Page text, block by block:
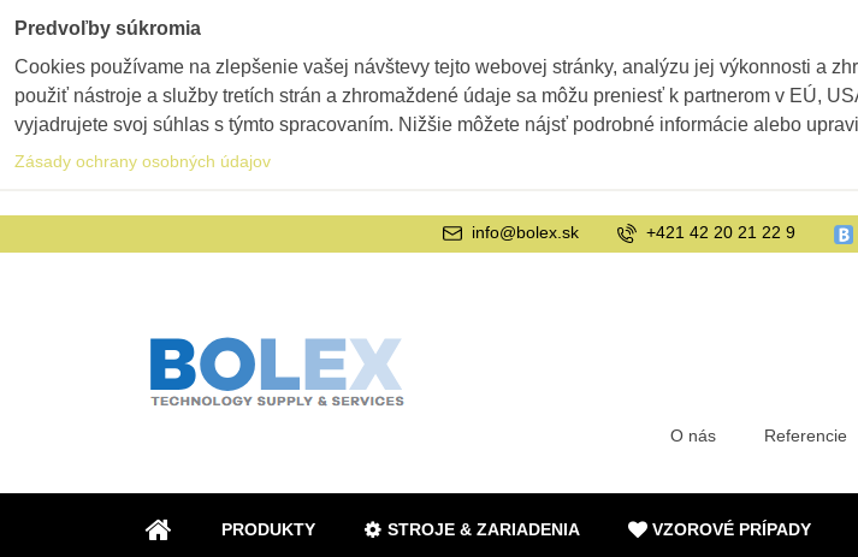
ÚVOD
PRODUKTY STROJE & ZARIADENIA VZOROVÉ PRÍPADY
O nás Referencie
info@bolex.sk +421 42 20 21 22 9
Predvoľby súkromia
Cookies používame na zlepšenie vašej návštevy tejto webovej stránky, analýzu jej výkonnosti a
použiť nástroje a služby tretích strán a zhromaždené údaje sa môžu preniesť k partnerom v EÚ,
vyjadrujete svoj súhlas s týmto spracovaním. Nižšie môžete nájsť podrobné informácie alebo
Zásady ochrany osobných údajov